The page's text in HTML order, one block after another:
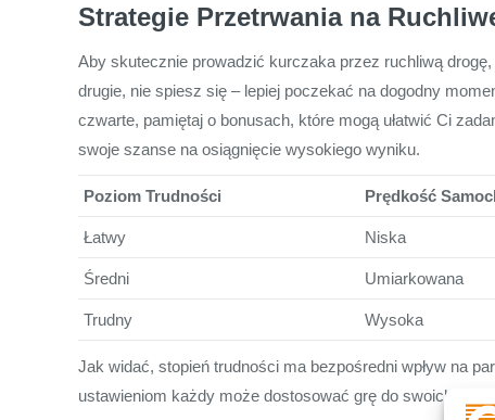
Strategie Przetrwania na
Aby skutecznie prowadzić kurczaka przez ruchliwą
drugie, nie spiesz się – lepiej poczekać na dogodny
czwarte, pamiętaj o bonusach, które mogą ułatwić Ci
swoje szanse na osiągnięcie wysokiego wyniku.
Poziom Trudności Prędkość
Łatwy Niska
Średni Umiarkowana
Trudny Wysoka
Jak widać, stopień trudności ma bezpośredni wpływ na
ustawieniom każdy może dostosować grę do swoich